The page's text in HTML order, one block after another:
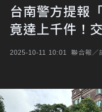
台南警方提報
竟達上千件！
2025-10-11 10:01 聯合報／